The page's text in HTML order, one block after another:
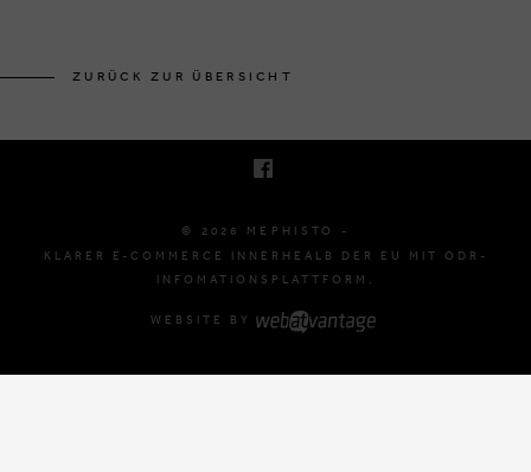
ZURÜCK ZUR ÜBERSICHT
© 2026 MEPHISTO -
KLARER E-COMMERCE INNERHEALB DER EU MIT ODR-
INFOMATIONSPLATTFORM.
WEBSITE BY